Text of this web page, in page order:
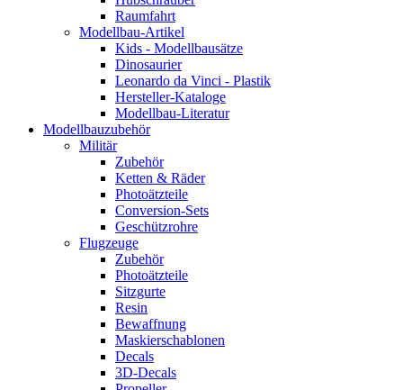
Raumfahrt
Modellbau-Artikel
Kids - Modellbausätze
Dinosaurier
Leonardo da Vinci - Plastik
Hersteller-Kataloge
Modellbau-Literatur
Modellbauzubehör
Militär
Zubehör
Ketten & Räder
Photoätzteile
Conversion-Sets
Geschützrohre
Flugzeuge
Zubehör
Photoätzteile
Sitzgurte
Resin
Bewaffnung
Maskierschablonen
Decals
3D-Decals